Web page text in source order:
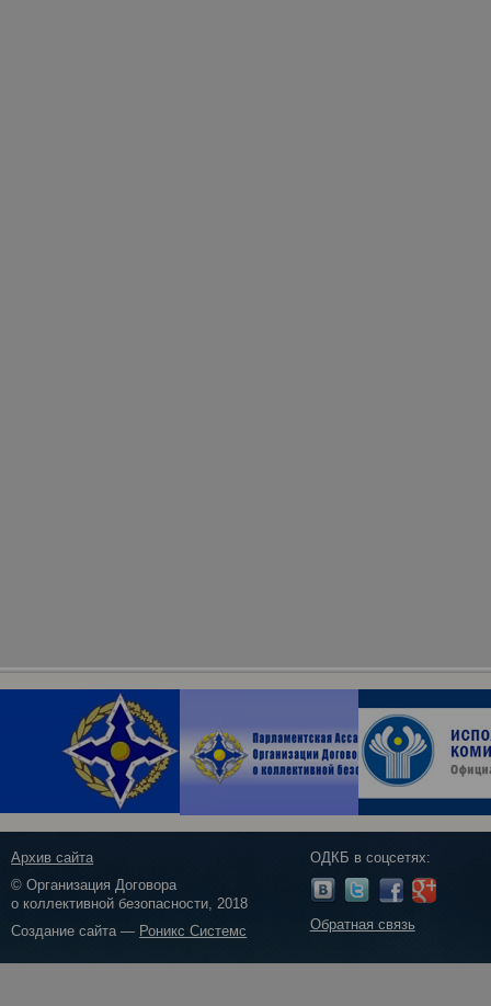
Архив сайта
© Организация Договора
о коллективной безопасности, 2018
Создание сайта — Роникс Системс
ОДКБ в соцсетях:
Обратная связь